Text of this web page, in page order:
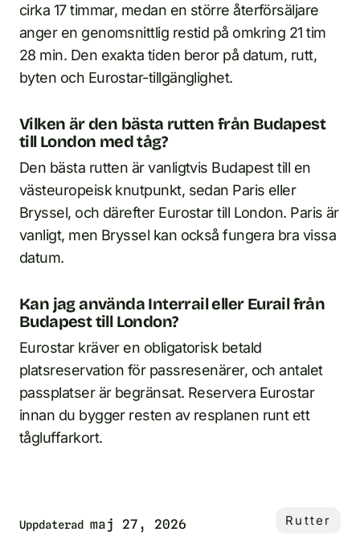
cirka 17 timmar, medan en större återförsäljare
anger en genomsnittlig restid på omkring 21 tim
28 min. Den exakta tiden beror på datum, rutt,
byten och Eurostar-tillgänglighet.
Vilken är den bästa rutten från Budapest
till London med tåg?
Den bästa rutten är vanligtvis Budapest till en
västeuropeisk knutpunkt, sedan Paris eller
Bryssel, och därefter Eurostar till London. Paris är
vanligt, men Bryssel kan också fungera bra vissa
datum.
Kan jag använda Interrail eller Eurail från
Budapest till London?
Eurostar kräver en obligatorisk betald
platsreservation för passresenärer, och antalet
passplatser är begränsat. Reservera Eurostar
innan du bygger resten av resplanen runt ett
tågluffarkort.
Uppdaterad maj 27, 2026 Rutter